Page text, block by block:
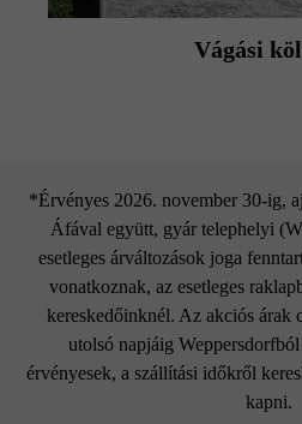
Vágási
*Érvényes 2026. november 30-ig,
Áfával együtt, gyár telephelyi
esetleges árváltozások joga
vonatkoznak, az esetleges
kereskedőinknél. Az akciós árak
utolsó napjáig
érvényesek, a szállítási időkről
kapni.